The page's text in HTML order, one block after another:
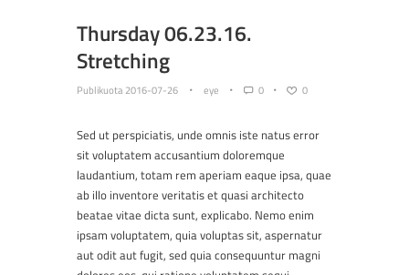
Thursday 06.23.16.
Stretching
Publikuota 2016-07-26 eye 0 0
Sed ut perspiciatis, unde omnis iste natus error
sit voluptatem accusantium doloremque
laudantium, totam rem aperiam eaque ipsa, quae
ab illo inventore veritatis et quasi architecto
beatae vitae dicta sunt, explicabo. Nemo enim
ipsam voluptatem, quia voluptas sit, aspernatur
aut odit aut fugit, sed quia consequuntur magni